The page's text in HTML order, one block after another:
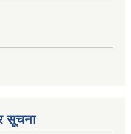
सूचना